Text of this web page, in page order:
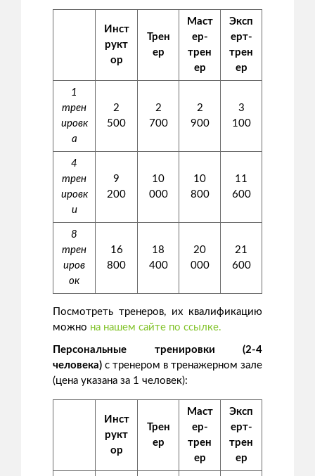
Инст
рукт
ор
Трен
ер
Маст
ер-
трен
ер
Эксп
ерт-
трен
ер
1
трен
ировк
а
2
500
2
700
2
900
3
100
4
трен
ировк
и
9
200
10
000
10
800
11
600
8
трен
иров
ок
16
800
18
400
20
000
21
600
Посмотреть тренеров, их квалификацию
можно на нашем сайте по ссылке.
Персональные тренировки (2-4
человека) с тренером в тренажерном зале
(цена указана за 1 человек):
Инст
рукт
ор
Трен
ер
Маст
ер-
трен
ер
Эксп
ерт-
трен
ер